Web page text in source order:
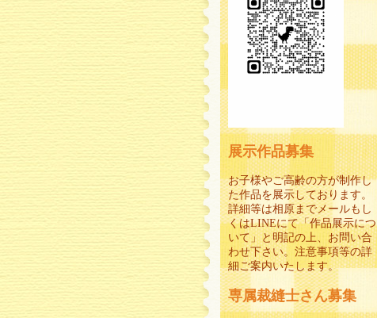
展示作品募集
お子様やご高齢の方が制作し
た作品を展示しております。
詳細等は相原までメールもし
くはLINEにて「作品展示につ
いて」と明記の上、お問い合
わせ下さい。注意事項等の詳
細ご案内いたします。
専属裁縫士さん募集